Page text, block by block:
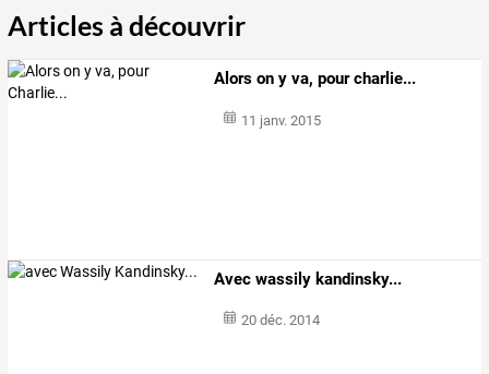
Articles à découvrir
Alors on y va, pour charlie...
11 janv. 2015
Avec wassily kandinsky...
20 déc. 2014